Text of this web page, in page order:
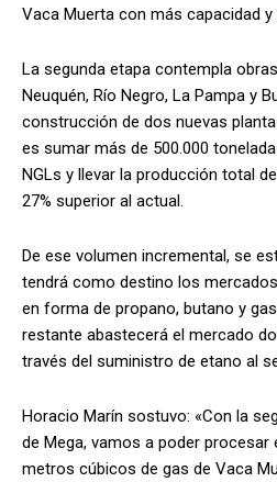
Vaca Muerta con más capacidad y
La segunda etapa contempla
Neuquén, Río Negro, La Pampa y
construcción de dos nuevas
es sumar más de 500.000
NGLs y llevar la producción total
27% superior al actual.
De ese volumen incremental, se
tendrá como destino los
en forma de propano, butano y
restante abastecerá el mercado
través del suministro de etano al
Horacio Marín sostuvo: «Con la
de Mega, vamos a poder procesar
metros cúbicos de gas de Vaca